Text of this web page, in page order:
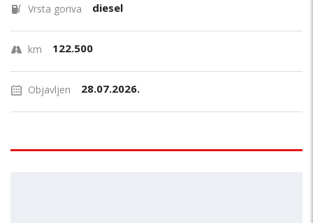
Vrsta goriva diesel
km 122.500
Objavljen 28.07.2026.